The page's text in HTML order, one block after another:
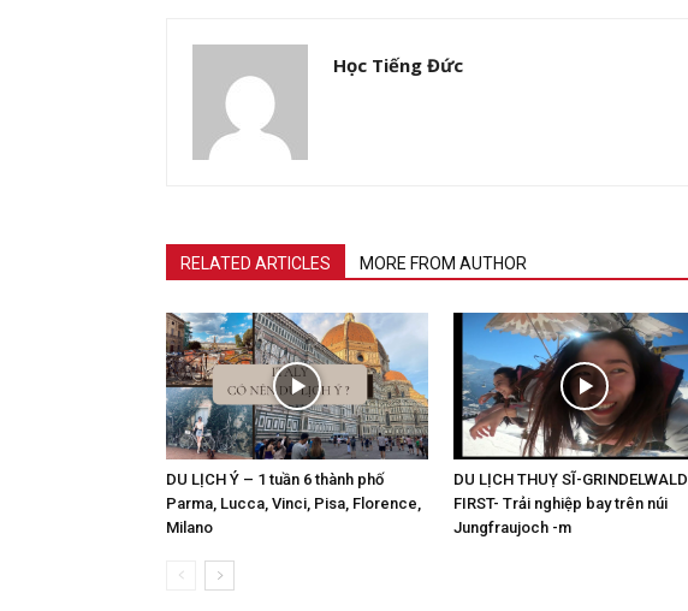
Học Tiếng Đức
RELATED ARTICLES MORE FROM AUTHOR
DU LỊCH Ý – 1 tuần 6 thành phố
Parma, Lucca, Vinci, Pisa, Florence,
Milano
DU LỊCH THUỴ SĨ-GRINDELWALD
FIRST- Trải nghiệp bay trên núi
Jungfraujoch -m